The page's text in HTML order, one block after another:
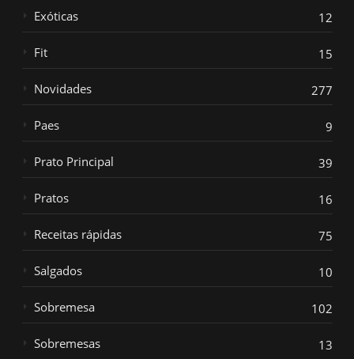
Exóticas 12
Fit 15
Novidades 277
Paes 9
Prato Principal 39
Pratos 16
Receitas rápidas 75
Salgados 10
Sobremesa 102
Sobremesas 13